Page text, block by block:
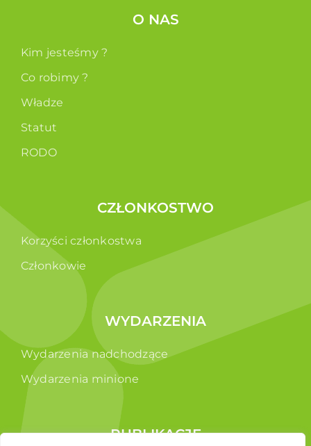
O NAS
Kim jesteśmy ?
Co robimy ?
Władze
Statut
RODO
CZŁONKOSTWO
Korzyści członkostwa
Członkowie
WYDARZENIA
Wydarzenia nadchodzące
Wydarzenia minione
PUBLIKACJE